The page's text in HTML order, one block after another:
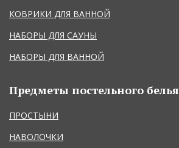
КОВРИКИ ДЛЯ ВАННОЙ
НАБОРЫ ДЛЯ САУНЫ
НАБОРЫ ДЛЯ ВАННОЙ
Предметы постельного белья
ПРОСТЫНИ
НАВОЛОЧКИ